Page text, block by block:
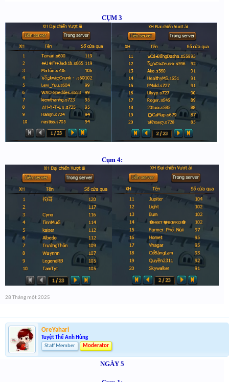
CỤM 3
Cụm 4:
28 Tháng một 2025
OreYahari
Tuyệt Thế Anh Hùng
Staff Member
Moderator
NGÀY 5